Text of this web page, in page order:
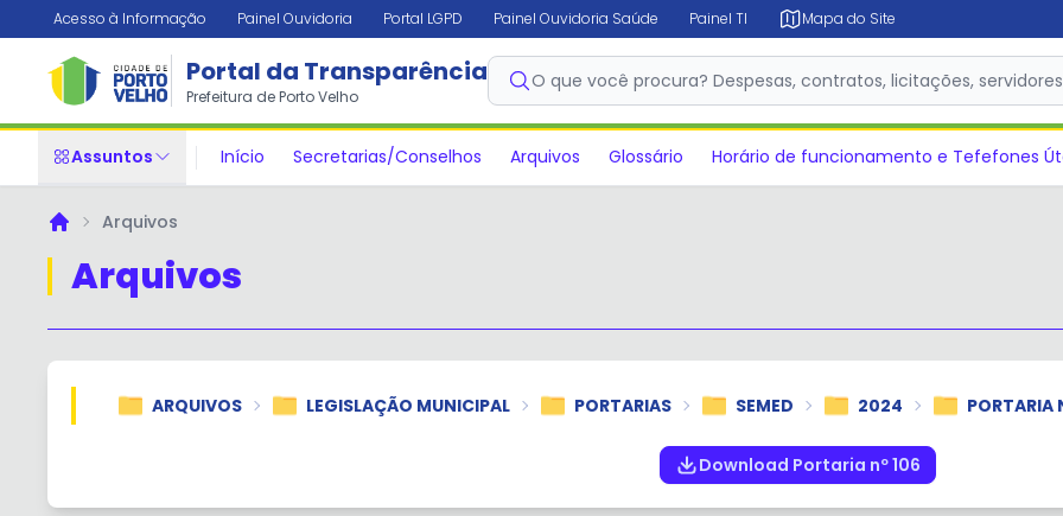
Acesso à Informação Painel Ouvidoria Portal LGPD Painel Ouvidoria Saúde Painel TI Mapa do Site
Portal da Transparência
Prefeitura de Porto Velho
O que você procura? Despesas, contratos, licitações,
Assuntos Início Secretarias/Conselhos Arquivos Glossário Horário de funcionamento e Tefefones
PrincipalArquivos
Arquivos
ARQUIVOS LEGISLAÇÃO MUNICIPAL PORTARIAS SEMED 2024 PORTARIA
Download Portaria nº 106
✕